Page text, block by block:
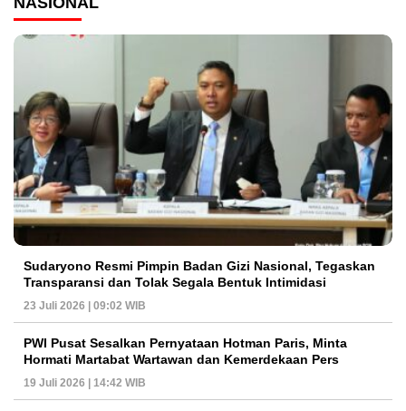
Sudaryono Resmi Pimpin Badan Gizi Nasional, Tegaskan
Transparansi dan Tolak Segala Bentuk Intimidasi
23 Juli 2026 | 09:02 WIB
PWI Pusat Sesalkan Pernyataan Hotman Paris, Minta
Hormati Martabat Wartawan dan Kemerdekaan Pers
19 Juli 2026 | 14:42 WIB